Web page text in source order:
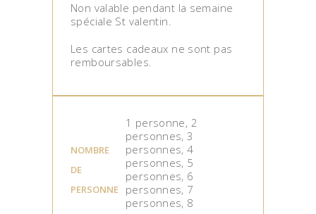
Non valable pendant la semaine
spéciale St valentin.
Les cartes cadeaux ne sont pas
remboursables.
NOMBRE
DE
PERSONNE
1 personne, 2
personnes, 3
personnes, 4
personnes, 5
personnes, 6
personnes, 7
personnes, 8